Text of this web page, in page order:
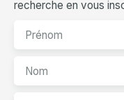
recherche en vous
Prénom
Nom